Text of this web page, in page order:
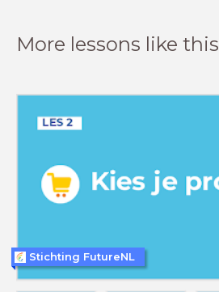
More lessons like this
Stichting FutureNL